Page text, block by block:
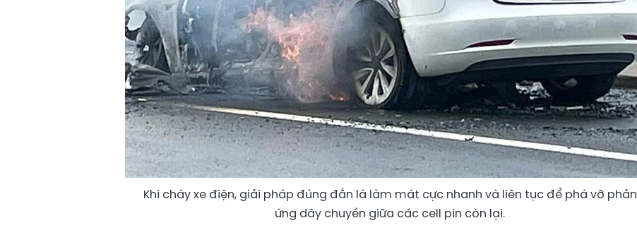
Khi cháy xe điện, giải pháp đúng đắn là làm mát cực nhanh và liên tục để phá vỡ phản
ứng dây chuyền giữa các cell pin còn lại.